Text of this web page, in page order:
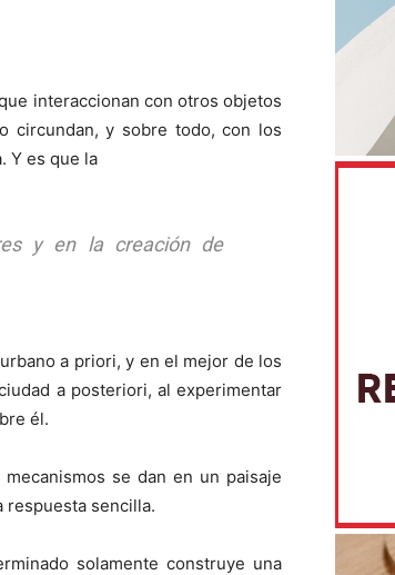
interaccionan con otros objetos
circundan, y sobre todo, con los
Y es que la
y en la creación de
a priori, y en el mejor de los
a posteriori, al experimentar
él.
se dan en un paisaje
respuesta sencilla.
solamente construye una